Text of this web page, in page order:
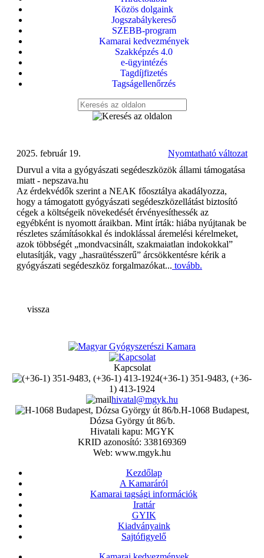
Közös dolgaink
Jogszabálykereső
SZEBB-program
Kamarai kedvezmények
Szakképzés 4.0
e-ügyintézés
Tagdíjfizetés
Tagságellenőrzés
Nyomtatható változat
2025. február 19.
Durvul a vita a gyógyászati segédeszközök állami támogatása
miatt - nepszava.hu
Az érdekvédők szerint a NEAK főosztálya akadályozza,
hogy a támogatott gyógyászati segédeszközellátást biztosító
cégek a költségeik növekedését érvényesíthessék az
egyébként is nyomott áraikban. Mint írták: hiába nyújtanak be
részletes számításokkal és indoklással áremelési kérelmeket,
azok többségét „mondvacsinált, szakmaiatlan indokokkal”
elutasítják, vagy „hasraütésszerű” árcsökkentésre kérik a
gyógyászati segédeszköz forgalmazókat... tovább.
vissza
Kapcsolat
(+36-1) 351-9483, (+36-
1) 413-1924
hivatal@mgyk.hu
H-1068 Budapest,
Dózsa György út 86/b.
Hivatali kapu: MGYK
KRID azonosító: 338169369
Web: www.mgyk.hu
Kezdőlap
A Kamaráról
Kamarai tagsági információk
Irattár
GYIK
Kiadványaink
Sajtófigyelő